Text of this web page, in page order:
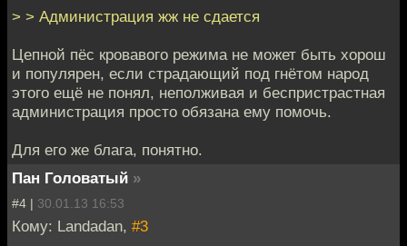
> > Администрация жж не сдается
Цепной пёс кровавого режима не может быть хорош
и популярен, если страдающий под гнётом народ
этого ещё не понял, неполживая и беспристрастная
администрация просто обязана ему помочь.
Для его же блага, понятно.
Пан Головатый »
#4 | 30.01.13 16:53
Кому: Landadan, #3